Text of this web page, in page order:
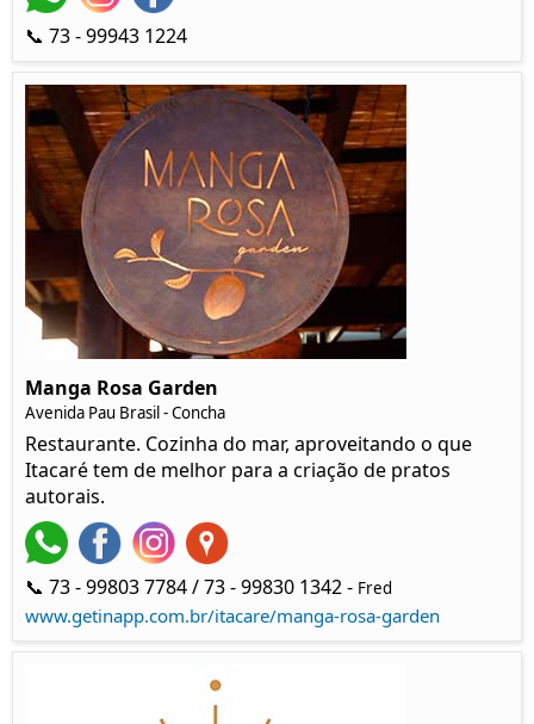
📞 73 - 99943 1224
Manga Rosa Garden
Avenida Pau Brasil - Concha
Restaurante. Cozinha do mar, aproveitando o que
Itacaré tem de melhor para a criação de pratos
autorais.
📞 73 - 99803 7784 / 73 - 99830 1342 - Fred
www.getinapp.com.br/itacare/manga-rosa-garden